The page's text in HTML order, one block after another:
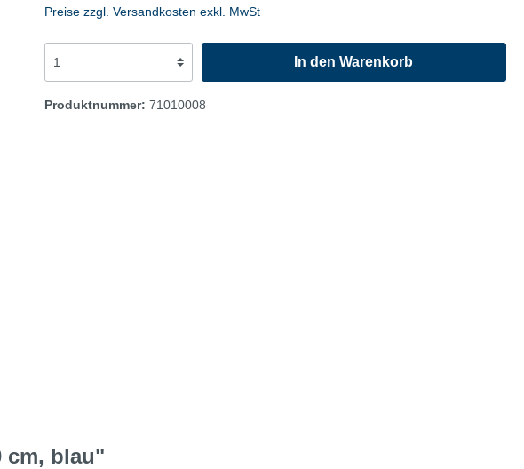
Check/Winterreifen
Anzeigen
Preise zzgl. Versandkosten exkl. MwSt
In den Warenkorb
Produktnummer: 71010008
cm, blau"